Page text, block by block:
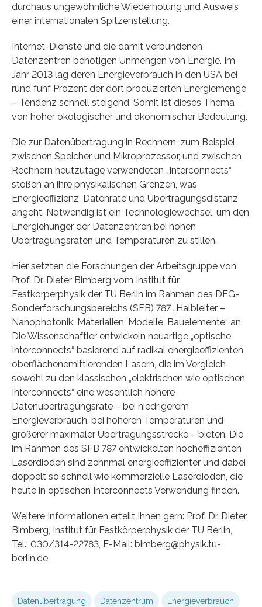
durchaus ungewöhnliche Wiederholung und Ausweis
einer internationalen Spitzenstellung.
Internet-Dienste und die damit verbundenen
Datenzentren benötigen Unmengen von Energie. Im
Jahr 2013 lag deren Energieverbrauch in den USA bei
rund fünf Prozent der dort produzierten Energiemenge
– Tendenz schnell steigend. Somit ist dieses Thema
von hoher ökologischer und ökonomischer Bedeutung.
Die zur Datenübertragung in Rechnern, zum Beispiel
zwischen Speicher und Mikroprozessor, und zwischen
Rechnern heutzutage verwendeten „Interconnects“
stoßen an ihre physikalischen Grenzen, was
Energieeffizienz, Datenrate und Übertragungsdistanz
angeht. Notwendig ist ein Technologiewechsel, um den
Energiehunger der Datenzentren bei hohen
Übertragungsraten und Temperaturen zu stillen.
Hier setzten die Forschungen der Arbeitsgruppe von
Prof. Dr. Dieter Bimberg vom Institut für
Festkörperphysik der TU Berlin im Rahmen des DFG-
Sonderforschungsbereichs (SFB) 787 „Halbleiter –
Nanophotonik: Materialien, Modelle, Bauelemente“ an.
Die Wissenschaftler entwickeln neuartige „optische
Interconnects“ basierend auf radikal energieeffizienten
oberflächenemittierenden Lasern, die im Vergleich
sowohl zu den klassischen „elektrischen wie optischen
Interconnects“ eine wesentlich höhere
Datenübertragungsrate – bei niedrigerem
Energieverbrauch, bei höheren Temperaturen und
größerer maximaler Übertragungsstrecke – bieten. Die
im Rahmen des SFB 787 entwickelten hocheffizienten
Laserdioden sind zehnmal energieeffizienter und dabei
doppelt so schnell wie kommerzielle Laserdioden, die
heute in optischen Interconnects Verwendung finden.
Weitere Informationen erteilt Ihnen gern: Prof. Dr. Dieter
Bimberg, Institut für Festkörperphysik der TU Berlin,
Tel.: 030/314-22783, E-Mail: bimberg@physik.tu-
berlin.de
Datenübertragung Datenzentrum Energieverbrauch